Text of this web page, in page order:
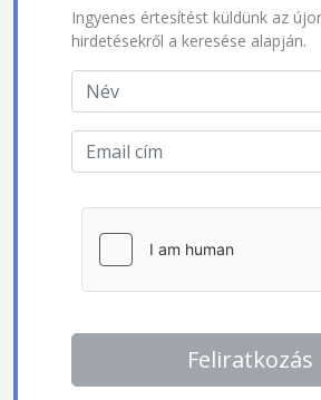
Ingyenes értesítést küldünk az
hirdetésekről a keresése alapján.
Feliratkozás